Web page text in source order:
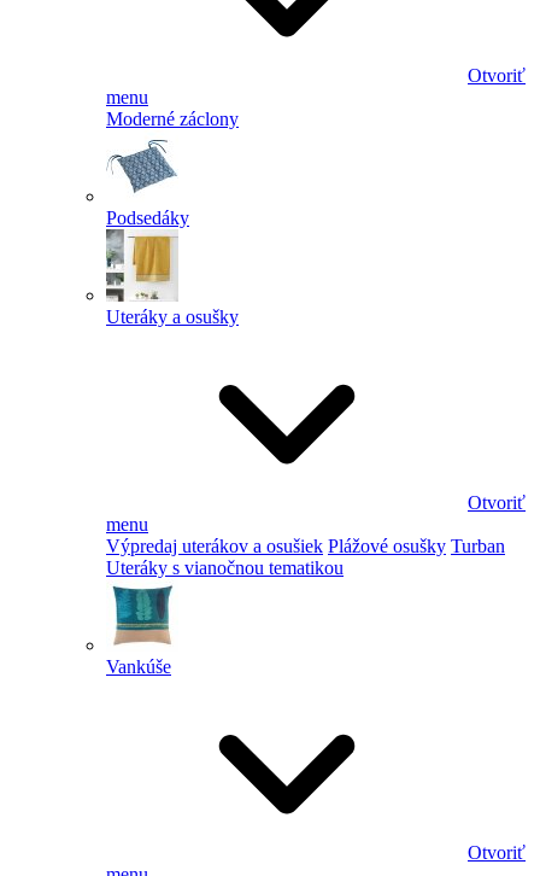
Otvoriť
menu
Moderné záclony
Podsedáky
Uteráky a osušky
Otvoriť
menu
Výpredaj uterákov a osušiek Plážové osušky Turban
Uteráky s vianočnou tematikou
Vankúše
Otvoriť